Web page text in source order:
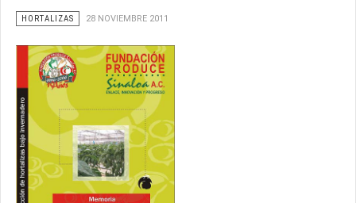
HORTALIZAS 28 NOVIEMBRE 2011